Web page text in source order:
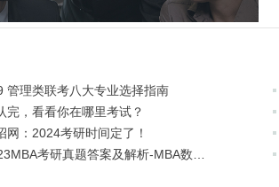
管理类联考八大专业选择指南
完，看看你在哪里考试？
网：2024考研时间定了！